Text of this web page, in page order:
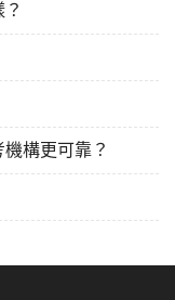
構更可靠？